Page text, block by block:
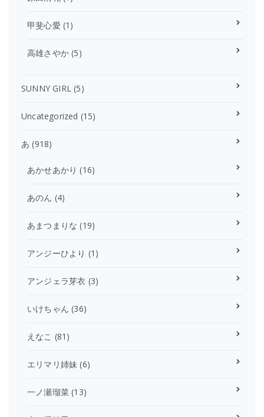
甲斐心愛 (1)
高雄さやか (5)
SUNNY GIRL (5)
Uncategorized (15)
あ (918)
あかせあかり (16)
あのん (4)
あまつまりな (19)
アンジーひより (1)
アンジェラ芽衣 (3)
いけちゃん (36)
えなこ (81)
エリマリ姉妹 (6)
一ノ瀬瑠菜 (13)